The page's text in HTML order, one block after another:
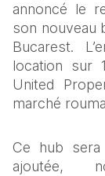
annoncé le
son nouveau
Bucarest.
location sur
United
marché
Ce hub
ajoutée,